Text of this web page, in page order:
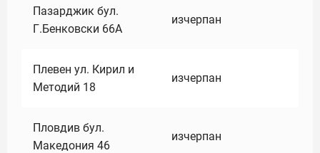
Пазарджик бул.
Г.Бенковски 66А
изчерпан
Плевен ул. Кирил и
Методий 18
изчерпан
Пловдив бул.
Македония 46
изчерпан